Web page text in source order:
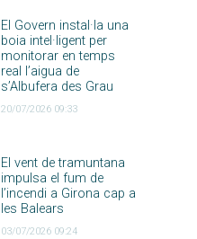
El Govern instal·la una
boia intel·ligent per
monitorar en temps
real l’aigua de
s’Albufera des Grau
20/07/2026 09:33
El vent de tramuntana
impulsa el fum de
l’incendi a Girona cap a
les Balears
03/07/2026 09:24